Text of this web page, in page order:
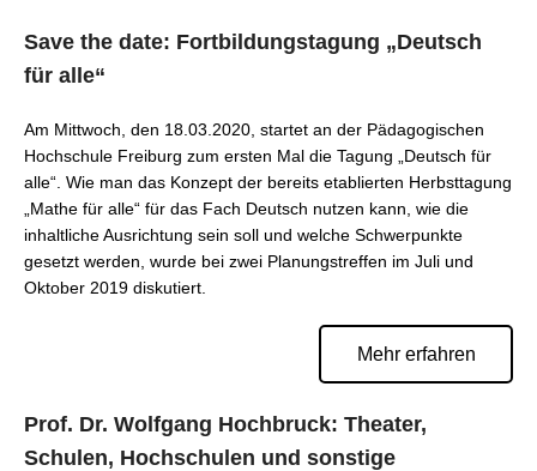
Save the date: Fortbildungstagung „Deutsch
für alle“
Am Mittwoch, den 18.03.2020, startet an der Pädagogischen
Hochschule Freiburg zum ersten Mal die Tagung „Deutsch für
alle“. Wie man das Konzept der bereits etablierten Herbsttagung
„Mathe für alle“ für das Fach Deutsch nutzen kann, wie die
inhaltliche Ausrichtung sein soll und welche Schwerpunkte
gesetzt werden, wurde bei zwei Planungstreffen im Juli und
Oktober 2019 diskutiert.
Mehr erfahren
Prof. Dr. Wolfgang Hochbruck: Theater,
Schulen, Hochschulen und sonstige